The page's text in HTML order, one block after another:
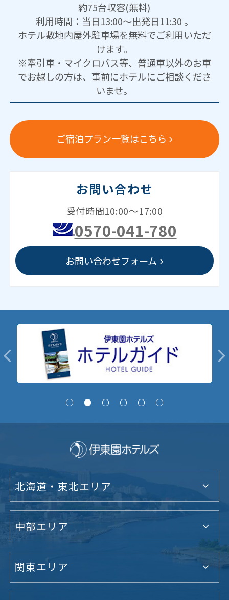
約75台収容(無料)
利用時間：当日13:00～出発日11:30 。
ホテル敷地内屋外駐車場を無料でご利用いただ
けます。
※牽引車・マイクロバス等、普通車以外のお車
でお越しの方は、事前にホテルにご相談くださ
いませ。
ご宿泊プラン一覧はこちら
お問い合わせ
受付時間10:00～17:00
0570-041-780
お問い合わせフォーム
北海道・東北エリア
中部エリア
関東エリア